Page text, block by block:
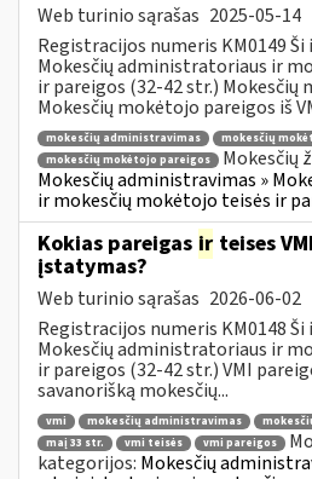
Web turinio sąrašas 2025-05-14
Registracijos numeris KM0149
Mokesčių administratoriaus ir
ir pareigos (32-42 str.) Mokesčių
Mokesčių mokėtojo pareigos iš
mokesčių administravimas mokesčių
mokesčių mokėtojo pareigos
Mokesčių
Mokesčių administravimas »
ir mokesčių mokėtojo teisės ir
Kokias pareigas ir teises
įstatymas?
Web turinio sąrašas 2026-06-02
Registracijos numeris KM0148
Mokesčių administratoriaus ir
ir pareigos (32-42 str.) VMI
savanorišką mokesčių...
vmi mokesčių administravimas
maį 33 str.
vmi teisės vmi pareigos
kategorijos: Mokesčių